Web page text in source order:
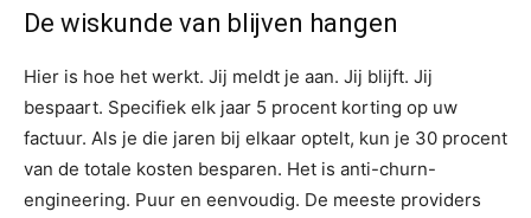
De wiskunde van blijven hangen
Hier is hoe het werkt. Jij meldt je aan. Jij blijft. Jij
bespaart. Specifiek elk jaar 5 procent korting op uw
factuur. Als je die jaren bij elkaar optelt, kun je 30 procent
van de totale kosten besparen. Het is anti-churn-
engineering. Puur en eenvoudig. De meeste providers